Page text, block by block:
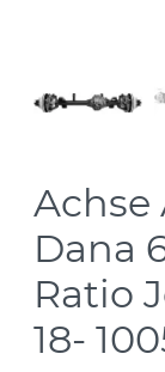
Achse
Dana
Ratio
18-